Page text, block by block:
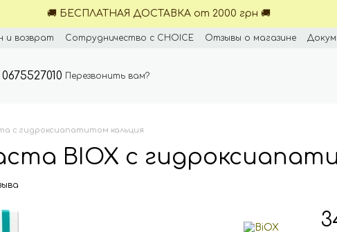
🚚 БЕСПЛАТНАЯ ДОСТАВКА от 2000 грн 🚚
и возврат Сотрудничество с CHOICE Отзывы о магазине
0675527010 Перезвонить вам?
с гидроксиапатитом кальция
BIOX с